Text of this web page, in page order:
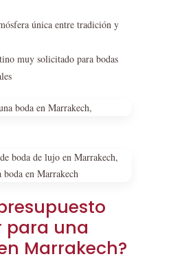
única entre tradición y
muy solicitado para bodas
para una
Marrakech?